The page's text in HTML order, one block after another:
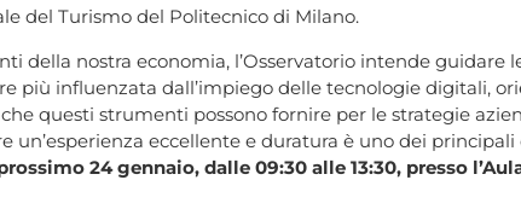
del Turismo del Politecnico di Milano.
della nostra economia, l’Osservatorio intende guidare
più influenzata dall’impiego delle tecnologie digitali,
questi strumenti possono fornire per le strategie
eccellente e duratura è uno dei
24 gennaio, dalle 09:30 alle 13:30, presso